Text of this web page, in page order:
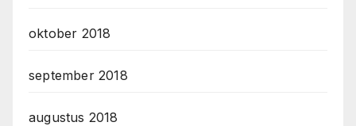
oktober 2018
september 2018
augustus 2018